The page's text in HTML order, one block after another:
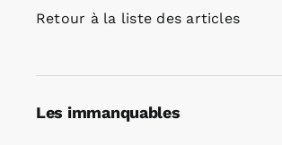
Retour à la liste des articles
Les immanquables